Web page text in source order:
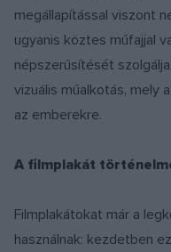
megállapítással viszont
ugyanis köztes műfajjal
népszerűsítését
vizuális műalkotás, mely
az emberekre.
A filmplakát
Filmplakátokat már a
használnak: kezdetben